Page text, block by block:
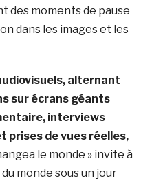
des moments de pause
dans les images et les
alternant
sur écrans géants
interviews
prises de vues réelles,
le monde » invite à
monde sous un jour